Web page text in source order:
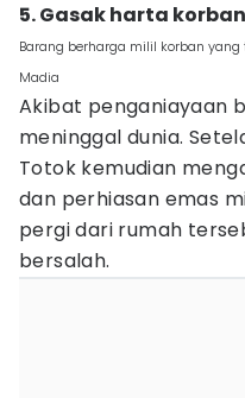
5. Gasak harta
Barang berharga milil korban
Madia
Akibat penganiayaan
meninggal dunia.
Totok kemudian
dan perhiasan emas
pergi dari rumah
bersalah.